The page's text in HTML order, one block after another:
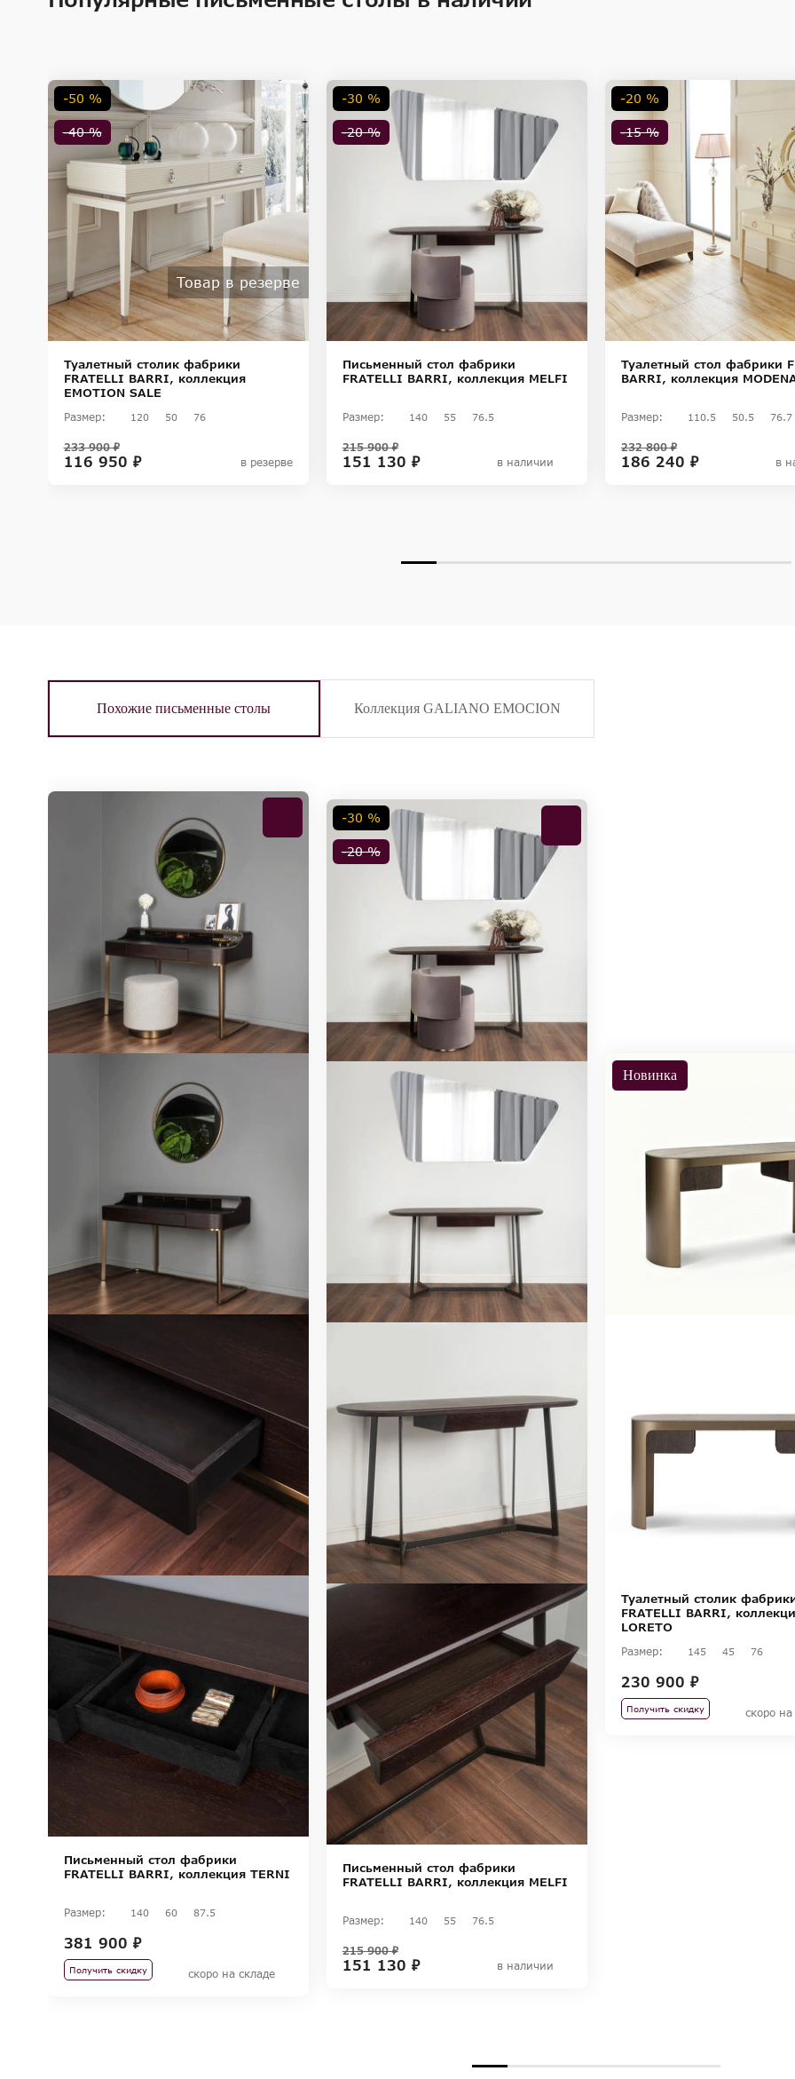
-40 %
-50 %
Товар в резерве
Туалетный столик фабрики
FRATELLI BARRI, коллекция
EMOTION SALE
Размер: 120 50 76
116 950 ₽
233 900 ₽
в резерве
-20 %
-30 %
Письменный стол фабрики
FRATELLI BARRI, коллекция MELFI
Размер: 140 55 76.5
151 130 ₽
215 900 ₽
в наличии
-15 %
-20 %
Туалетный стол фабрики
BARRI, коллекция
Размер: 110.5 50.5 76.7
186 240 ₽
232 800 ₽
в
Похожие письменные столы Коллекция GALIANO EMOCION
Письменный стол фабрики
FRATELLI BARRI, коллекция TERNI
Размер: 140 60 87.5
381 900 ₽
Получить скидку скоро на складе
-20 %
-30 %
Письменный стол фабрики
FRATELLI BARRI, коллекция MELFI
Размер: 140 55 76.5
151 130 ₽
215 900 ₽
в наличии
Новинка
Туалетный столик
FRATELLI BARRI,
LORETO
Размер: 145 45 76
230 900 ₽
Получить скидку скоро на